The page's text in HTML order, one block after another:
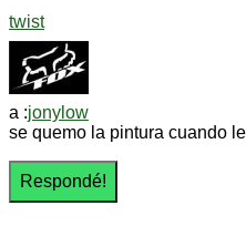
twist
a :jonylow
se quemo la pintura cuando